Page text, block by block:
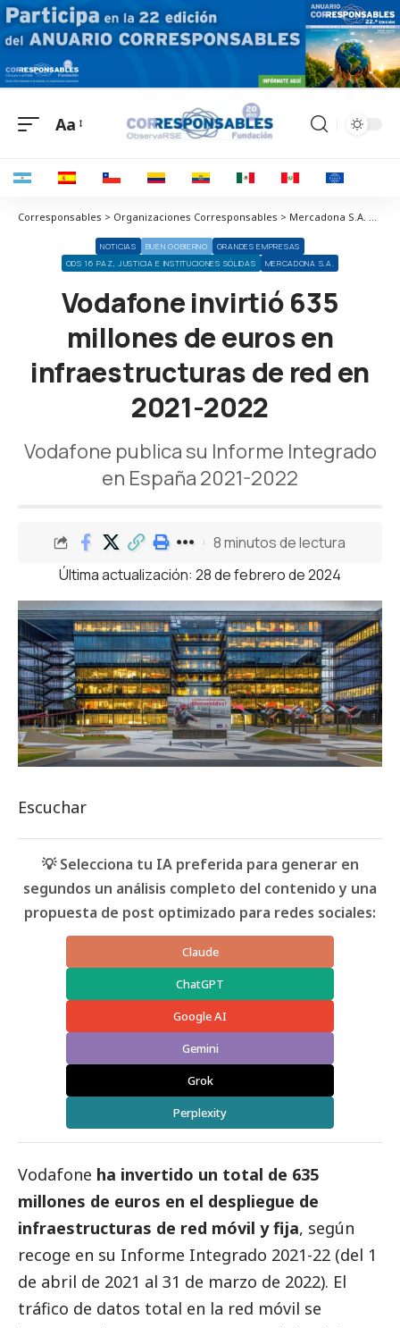
Aa
Corresponsables > Organizaciones Corresponsables > Mercadona S.A. > Vodafone invirtió 635 millones de euros en infraestructuras de red en 2021-2022
NOTICIAS BUEN GOBIERNO
GRANDES EMPRESAS
ODS 16 PAZ, JUSTICIA E INSTITUCIONES SÓLIDAS
MERCADONA S.A.
Vodafone invirtió 635
millones de euros en
infraestructuras de red en
2021-2022
Vodafone publica su Informe Integrado
en España 2021-2022
Última actualización: 28 de febrero de 2024
8 minutos de lectura
Escuchar
💡 Selecciona tu IA preferida para generar en
segundos un análisis completo del contenido y una
propuesta de post optimizado para redes sociales:
Claude
ChatGPT
Google AI
Gemini
Grok
Perplexity
Vodafone ha invertido un total de 635
millones de euros en el despliegue de
infraestructuras de red móvil y fija, según
recoge en su Informe Integrado 2021-22 (del 1
de abril de 2021 al 31 de marzo de 2022). El
tráfico de datos total en la red móvil se